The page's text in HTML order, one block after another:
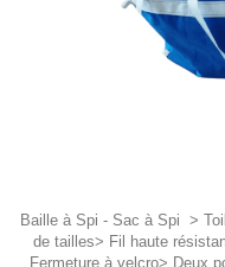
Baille à Spi - Sac à Spi >
de tailles> Fil haute
Fermeture à velcro> Deux